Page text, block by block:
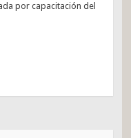
por capacitación del